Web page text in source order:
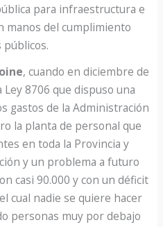
para infraestructura e
manos del cumplimiento
públicos.
, cuando en diciembre de
8706 que dispuso una
gastos de la Administración
la planta de personal que
en toda la Provincia y
y un problema a futuro
casi 90.000 y con un déficit
cual nadie se quiere hacer
personas muy por debajo